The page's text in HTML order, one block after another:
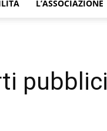
L’ASSOCIAZIONE
pubblici